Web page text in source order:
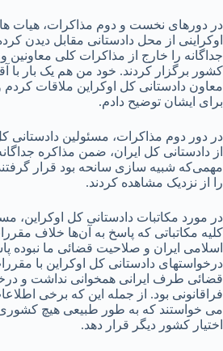
در دورهای نخست و دوم مذاکرات، هیات
اوکراینی از محل دادستانی مقابل دیدن
جداگانه را خارج از مذاکرات کلی معاونین
کشور برگزار کردند. خود من هم یک بار با
معاون دادستانی کل اوکراین ملاقات کردم
برای ایشان توضیح دادم.
در دور دوم مذاکرات، مسئولین دادستانی کل
از دادستانی کل ایران، ضمن مذاکره
مهمی‌که شبیه سازی سانحه بود قرار
را از نزدیک مشاهده کردند.
در مورد مکاتبات دادستانی کل اوکراین،
کلیه مکاتباتی که پاسخ به آن‌ها خلاف
اسلامی ایران و صلاحیت قضائی ما نبوده
درخواست­های دادستانی کل اوکراین با
قضائی طرف ایرانی همخوانی نداشت و
فراقانونی بود. از جمله این که برخی
می خواستند که به طور طبیعی هیچ کشوری
اختیار کشور دیگر قرار دهد.